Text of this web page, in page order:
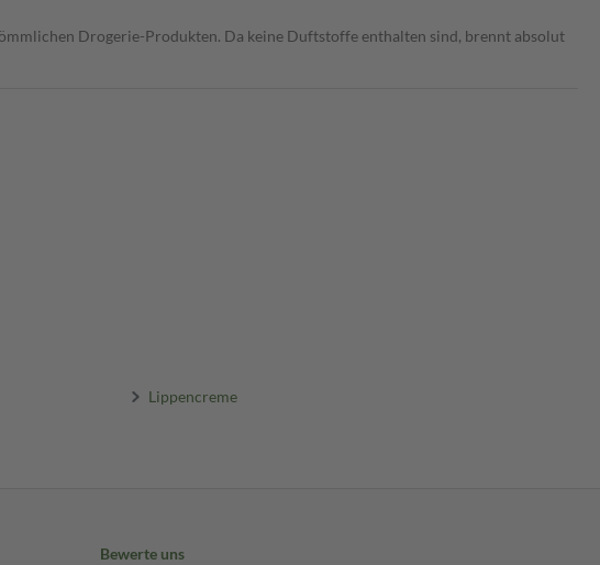
Drogerie-Produkten. Da keine Duftstoffe enthalten sind, brennt absolut
Lippencreme
Bewerte uns